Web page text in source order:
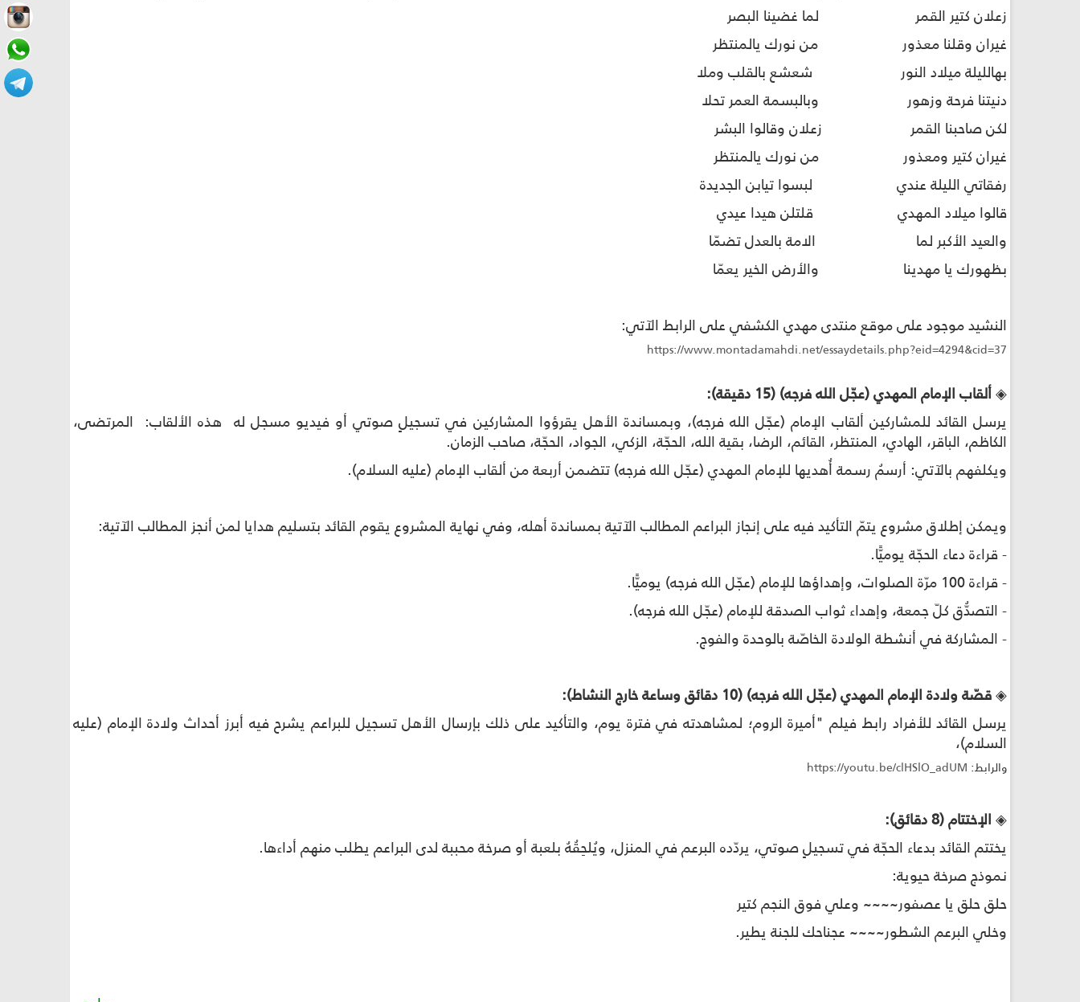
زعلان كتير القمر لما غضينا البصر
غيران وقلنا معذور من نورك يالمنتظر
بهالليلة ميلاد النور شعشع بالقلب وملا
دنيتنا فرحة وزهور وبالبسمة العمر تحلا
لكن صاحبنا القمر زعلان وقالوا البشر
غيران كتير ومعذور من نورك يالمنتظر
رفقاتي الليلة عندي لبسوا تيابن الجديدة
قالوا ميلاد المهدي قلتلن هيدا عيدي
والعيد الأكبر لما الامة بالعدل تضمّا
بظهورك يا مهدينا والأرض الخير يعمّا
النشيد موجود على موقع منتدى مهدي الكشفي على الرابط الآتي:
https://www.montadamahdi.net/essaydetails.php?eid=4294&cid=37
◈ألقاب الإمام المهدي (عجّل الله فرجه) (15 دقيقة)
:
يرسل القائد للمشاركين ألقاب الإمام (عجّل الله فرجه)، وبمساندة الأهل يقرؤوا المشاركين في تسجيلٍ صوتي أو فيديو مسجل له هذه الألقاب: المرتضى،
الكاظم، الباقر، الهادي، المنتظر، القائم، الرضا، بقية الله، الحجّة، الزكي، الجواد، الحجّة، صاحب الزمان.
ويكلفهم بالآتي: أرسمُ رسمة أُهديها للإمام المهدي (عجّل الله فرجه) تتضمن أربعة من ألقاب الإمام (عليه السلام).
ويمكن إطلاق مشروع يتمّ التأكيد فيه على إنجاز البراعم المطالب الآتية بمساندة أهله، وفي نهاية المشروع يقوم القائد بتسليم هدايا لمن أنجز المطالب الآتية:
- قراءة دعاء الحجّة يوميًّا.
- قراءة 100 مرّة الصلوات، وإهداؤها للإمام (عجّل الله فرجه) يوميًّا
.
- التصدُّق كلّ جمعة، وإهداء ثواب الصدقة للإمام (عجّل الله فرجه).
- المشاركة في أنشطة الولادة الخاصّة بالوحدة والفوج.
◈قصّة ولادة الإمام المهدي (عجّل الله فرجه) (10 دقائق وساعة خارج النشاط):
يرسل القائد للأفراد رابط فيلم "أميرة الروم؛ لمشاهدته في فترة يوم، والتأكيد على ذلك بإرسال الأهل تسجيل للبراعم يشرح فيه أبرز أحداث ولادة الإمام (عليه
السلام)،
والرابط: https://youtu.be/clHSlO_adUM
◈ الإختتام (8 دقائق):
يختتم القائد بدعاء الحجّة في تسجيلٍ صوتي، يردّده البرعم في المنزل، ويُلحِقُهُ بلعبة أو صرخة محببة لدى البراعم يطلب منهم أداءها.
نموذج صرخة حيوية:
حلق حلق يا عصفور~~~~ وعلي فوق النجم كتير
وخلي البرعم الشطور~~~~ عجناحك للجنة يطير.